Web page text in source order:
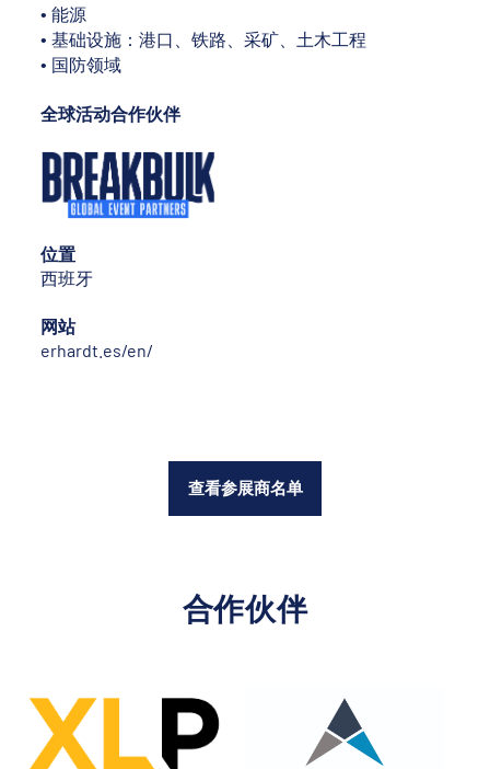
• 能源
• 基础设施：港口、铁路、采矿、土木工程
• 国防领域
全球活动合作伙伴
位置
西班牙
网站
erhardt.es/en/
查看参展商名单
合作伙伴